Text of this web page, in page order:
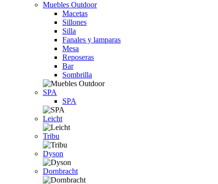
Muebles Outdoor
Macetas
Sillones
Silla
Fanales y lamparas
Mesa
Reposeras
Bar
Sombrilla
SPA
SPA
Leicht
Tribu
Dyson
Dornbracht